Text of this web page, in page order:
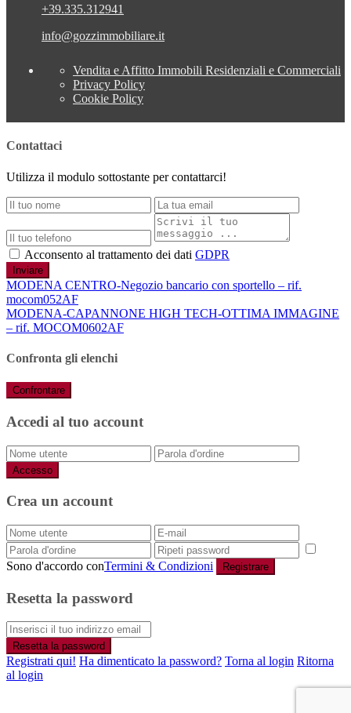
+39.335.312941
info@gozzimmobiliare.it
Vendita e Affitto Immobili Residenziali e Commerciali
Privacy Policy
Cookie Policy
Contattaci
Utilizza il modulo sottostante per contattarci!
Acconsento al trattamento dei dati GDPR
Inviare
MODENA CENTRO-Negozio bancario con sportello – rif.
mocom052AF
MODENA-CAPANNONE HIGH TECH-OTTIMA IMMAGINE
– rif. MOCOM0602AF
Confronta gli elenchi
Confrontare
Accedi al tuo account
Accesso
Crea un account
Sono d'accordo conTermini & Condizioni Registrare
Resetta la password
Resetta la password
Registrati qui! Ha dimenticato la password? Torna al login Ritorna
al login